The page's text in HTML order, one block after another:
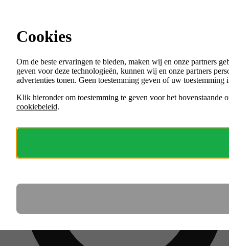
Menu
VACATURES
ORGANISATIES
Cookies
Om de beste ervaringen te bieden, maken wij en onze partners
geven voor deze technologieën, kunnen wij en onze partners
advertenties tonen. Geen toestemming geven of uw
Klik hieronder om toestemming te geven voor het bovenstaande
cookiebeleid.